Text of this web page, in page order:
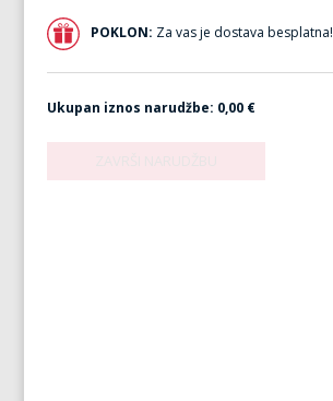
POKLON: Za vas je dostava besplatna!
Ukupan iznos narudžbe: 0,00 €